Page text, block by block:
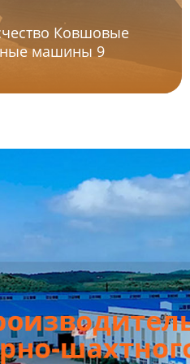
Ковшовые
машины 9